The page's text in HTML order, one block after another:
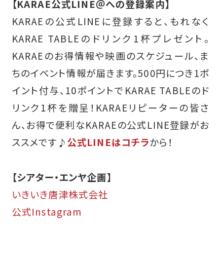
【KARAE公式LINE＠への登録案内】
KARAEの公式LINEに登録すると、もれなく
KARAE TABLEのドリンク1杯プレゼント。
KARAEのお得情報や映画のスケジュール、ま
ちのイベント情報が届きます。500円につき1ポ
イント付与、10ポイントでKARAE TABLEのド
リンク1杯を贈呈！KARAEリピーターの皆さ
ん、お得で便利なKARAEの公式LINE登録がお
ススメです♪ 公式LINEはコチラから！
【シアター・エンヤ企画】
いきいき唐津株式会社
公式Instagram